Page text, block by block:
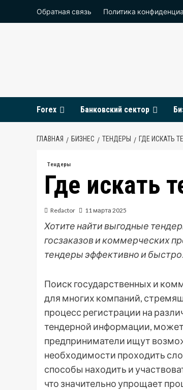
Обратная связь Политика
Forex Банковский сектор
ГЛАВНАЯ БИЗНЕС ТЕНДЕРЫ ГДЕ ИСКАТЬ
Тендеры
Где искать
Redactor 11 марта 2025
Хотите найти выгодные
госзаказов и коммерческих
тендеры эффективно и
Поиск государственных и
для многих компаний,
процесс регистрации на
тендерной информации,
предприниматели ищут
необходимости проходить
способы находить и
что значительно упрощает